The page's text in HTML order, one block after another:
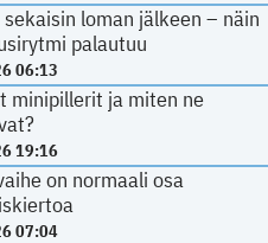
loman jälkeen – näin
palautuu
06:13
minipillerit ja miten ne
19:16
on normaali osa
07:04